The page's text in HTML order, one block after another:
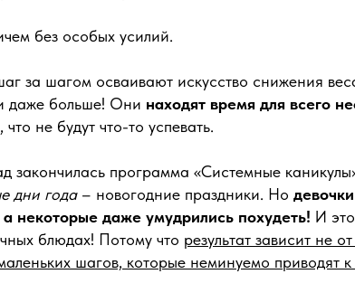
без особых усилий.
за шагом осваивают искусство снижения
даже больше! Они находят время для всего
, что не будут что-то успевать.
закончилась программа «Системные
дни года– новогодние праздники. Но
некоторые даже умудрились похудеть! И
блюдах! Потому что результат зависит не
шагов, которые неминуемо приводят к